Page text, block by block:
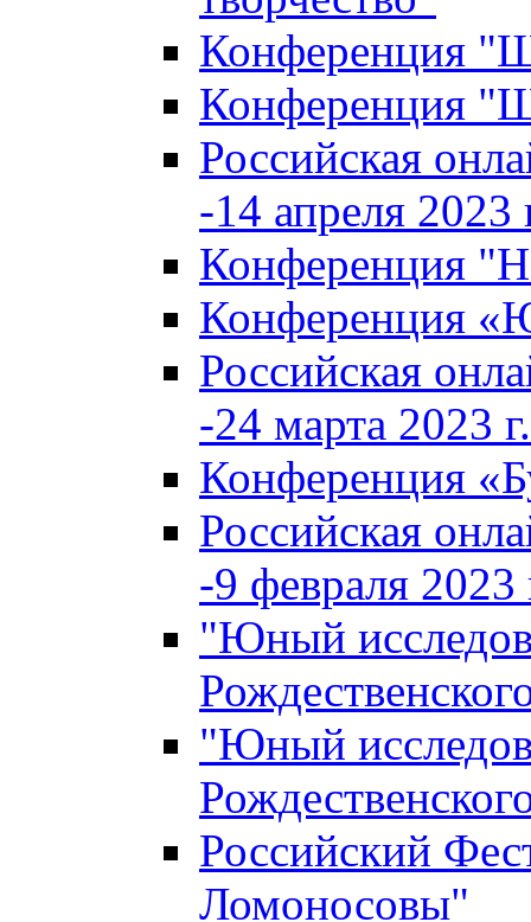
Конференция
Конференция
Российская
-14 апреля 2023
Конференция
Конференция
Российская
-24 марта 2023
Конференция
Российская
-9 февраля 2023
"Юный
"Юный
Российский
Ломоносовы"